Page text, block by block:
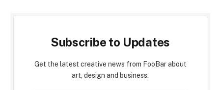
Subscribe to Updates
Get the latest creative news from FooBar about
art, design and business.